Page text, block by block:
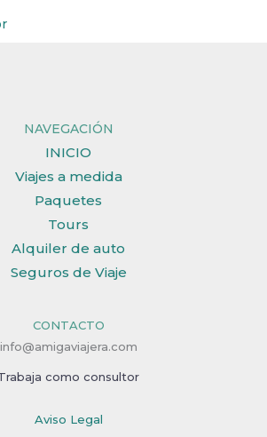
NAVEGACIÓN
INICIO
Viajes a medida
Paquetes
Tours
Alquiler de auto
Seguros de Viaje
CONTACTO
info@amigaviajera.com
como consultor
Aviso Legal